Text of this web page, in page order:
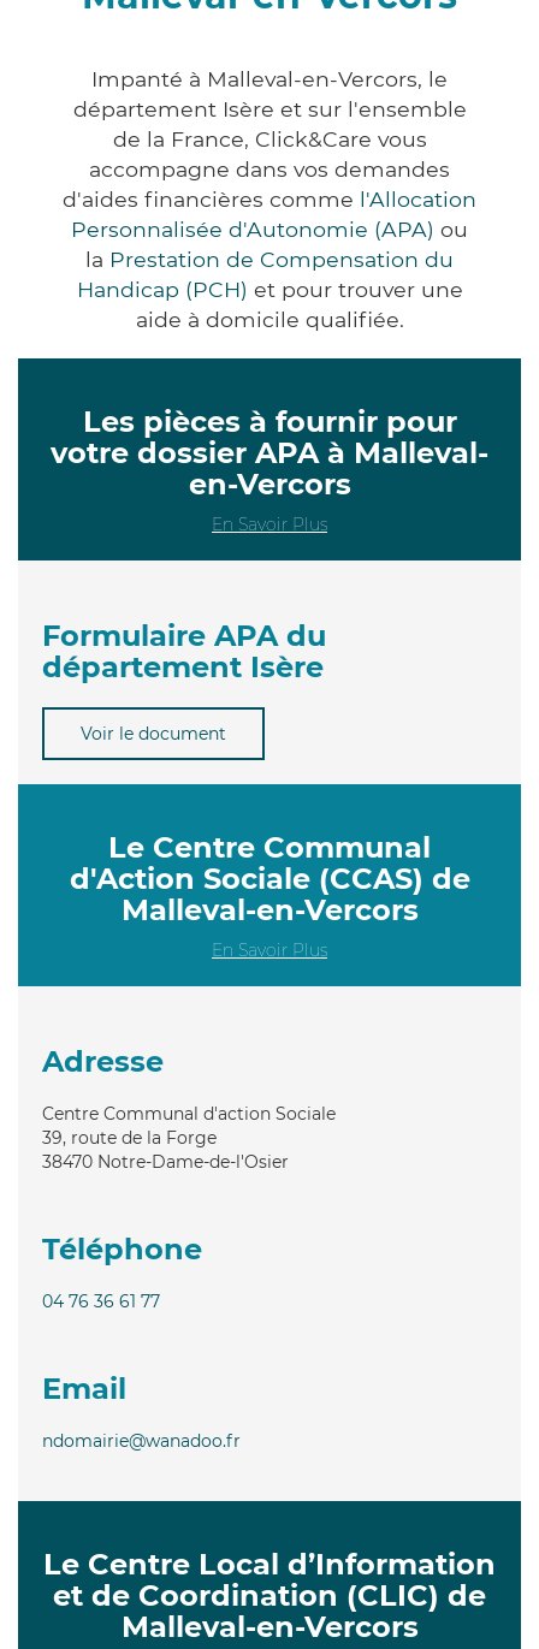
Impanté à Malleval-en-Vercors, le
département Isère et sur l'ensemble
de la France, Click&Care vous
accompagne dans vos demandes
d'aides financières comme l'Allocation
Personnalisée d'Autonomie (APA) ou
la Prestation de Compensation du
Handicap (PCH) et pour trouver une
aide à domicile qualifiée.
Les pièces à fournir pour
votre dossier APA à Malleval-
en-Vercors
En Savoir Plus
Formulaire APA du
département Isère
Voir le document
Le Centre Communal
d'Action Sociale (CCAS) de
Malleval-en-Vercors
En Savoir Plus
Adresse
Centre Communal d'action Sociale
39, route de la Forge
38470 Notre-Dame-de-l'Osier
Téléphone
04 76 36 61 77
Email
ndomairie@wanadoo.fr
Le Centre Local d’Information
et de Coordination (CLIC) de
Malleval-en-Vercors